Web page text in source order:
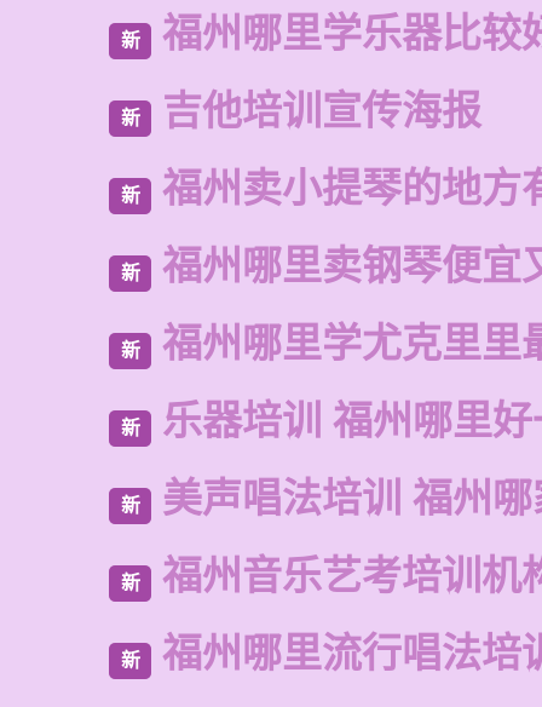
新 福州哪里学乐器比较
新 吉他培训宣传海报
新 福州卖小提琴的地方
新 福州哪里卖钢琴便宜
新 福州哪里学尤克里里
新 乐器培训 福州哪里
新 美声唱法培训 福州
新 福州音乐艺考培训机
新 福州哪里流行唱法培